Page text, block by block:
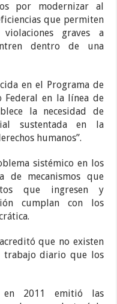
por modernizar al
que permiten
graves a
dentro de una
en el Programa de
Federal en la línea de
la necesidad de
sustentada en la
humanos”.
sistémico en los
de mecanismos que
que ingresen y
cumplan con los
que no existen
trabajo diario que los
en 2011 emitió las